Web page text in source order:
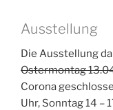
Ausstellung
Die Ausstellung
Ostermontag
Corona
Uhr, Sonntag 14 –